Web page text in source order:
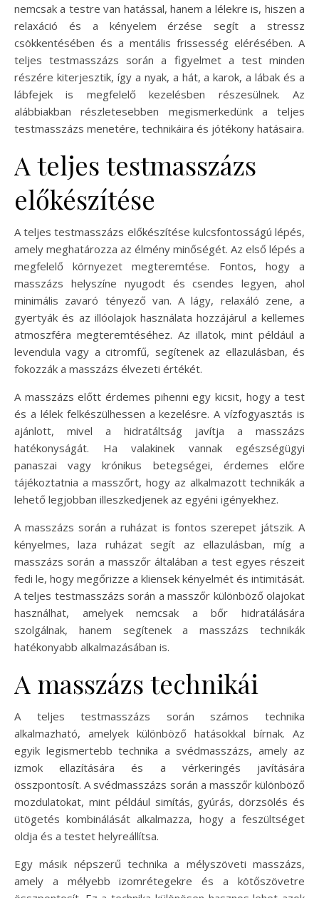
nemcsak a testre van hatással, hanem a lélekre is, hiszen a
relaxáció és a kényelem érzése segít a stressz
csökkentésében és a mentális frissesség elérésében. A
teljes testmasszázs során a figyelmet a test minden
részére kiterjesztik, így a nyak, a hát, a karok, a lábak és a
lábfejek is megfelelő kezelésben részesülnek. Az
alábbiakban részletesebben megismerkedünk a teljes
testmasszázs menetére, technikáira és jótékony hatásaira.
A teljes testmasszázs
előkészítése
A teljes testmasszázs előkészítése kulcsfontosságú lépés,
amely meghatározza az élmény minőségét. Az első lépés a
megfelelő környezet megteremtése. Fontos, hogy a
masszázs helyszíne nyugodt és csendes legyen, ahol
minimális zavaró tényező van. A lágy, relaxáló zene, a
gyertyák és az illóolajok használata hozzájárul a kellemes
atmoszféra megteremtéséhez. Az illatok, mint például a
levendula vagy a citromfű, segítenek az ellazulásban, és
fokozzák a masszázs élvezeti értékét.
A masszázs előtt érdemes pihenni egy kicsit, hogy a test
és a lélek felkészülhessen a kezelésre. A vízfogyasztás is
ajánlott, mivel a hidratáltság javítja a masszázs
hatékonyságát. Ha valakinek vannak egészségügyi
panaszai vagy krónikus betegségei, érdemes előre
tájékoztatnia a masszőrt, hogy az alkalmazott technikák a
lehető legjobban illeszkedjenek az egyéni igényekhez.
A masszázs során a ruházat is fontos szerepet játszik. A
kényelmes, laza ruházat segít az ellazulásban, míg a
masszázs során a masszőr általában a test egyes részeit
fedi le, hogy megőrizze a kliensek kényelmét és intimitását.
A teljes testmasszázs során a masszőr különböző olajokat
használhat, amelyek nemcsak a bőr hidratálására
szolgálnak, hanem segítenek a masszázs technikák
hatékonyabb alkalmazásában is.
A masszázs technikái
A teljes testmasszázs során számos technika
alkalmazható, amelyek különböző hatásokkal bírnak. Az
egyik legismertebb technika a svédmasszázs, amely az
izmok ellazítására és a vérkeringés javítására
összpontosít. A svédmasszázs során a masszőr különböző
mozdulatokat, mint például simítás, gyúrás, dörzsölés és
ütögetés kombinálását alkalmazza, hogy a feszültséget
oldja és a testet helyreállítsa.
Egy másik népszerű technika a mélyszöveti masszázs,
amely a mélyebb izomrétegekre és a kötőszövetre